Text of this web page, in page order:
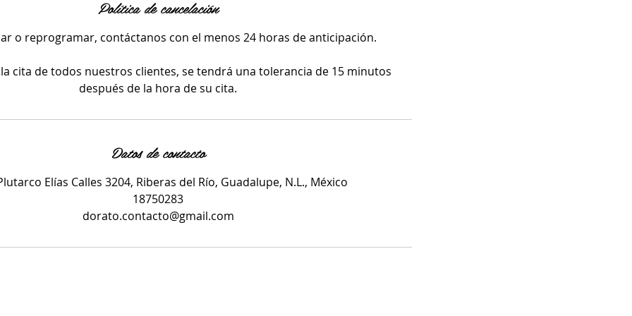
Política de cancelación
o reprogramar, contáctanos con el menos 24 horas de anticipación.
cita de todos nuestros clientes, se tendrá una tolerancia de 15 minutos
después de la hora de su cita.
Datos de contacto
Elías Calles 3204, Riberas del Río, Guadalupe, N.L., México
18750283
dorato.contacto@gmail.com